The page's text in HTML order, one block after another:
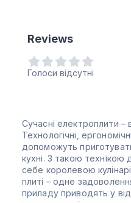
Reviews
Голоси відсутні
Сучасні електроплити –
Технологічні,
допоможуть
кухні. З такою технікою
себе королевою
плиті – одне
приладу приводять у